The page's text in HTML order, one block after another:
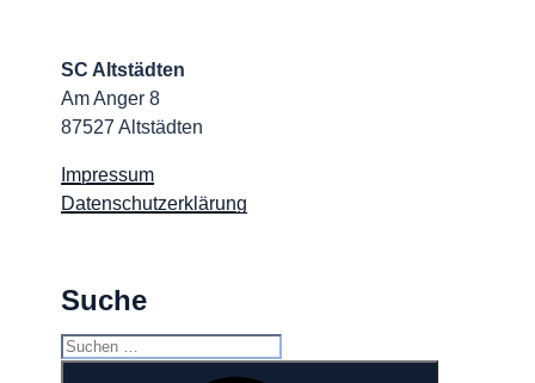
SC Altstädten
Am Anger 8
87527 Altstädten
Impressum
Datenschutzerklärung
Suche
Suchen